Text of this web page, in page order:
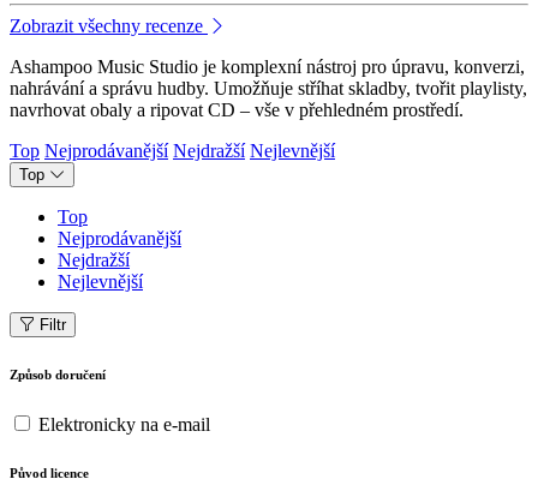
Zobrazit všechny recenze
Ashampoo Music Studio je komplexní nástroj pro úpravu, konverzi,
nahrávání a správu hudby. Umožňuje stříhat skladby, tvořit playlisty,
navrhovat obaly a ripovat CD – vše v přehledném prostředí.
Top Nejprodávanější Nejdražší Nejlevnější
Top
Top
Nejprodávanější
Nejdražší
Nejlevnější
Filtr
Způsob doručení
Elektronicky na e-mail
Původ licence